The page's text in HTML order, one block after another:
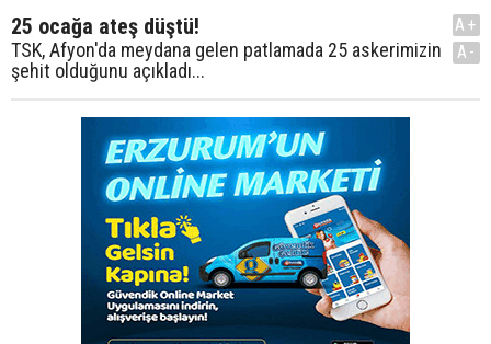
25 ocağa ateş düştü!
TSK, Afyon'da meydana gelen patlamada 25 askerimizin
şehit olduğunu açıkladı...
A+
A-